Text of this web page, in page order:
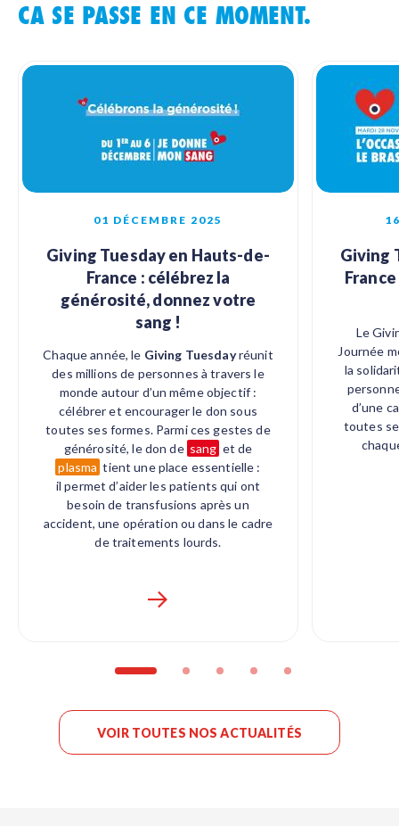
CA SE PASSE EN CE MOMENT.
01 DÉCEMBRE 2025
Giving Tuesday en Hauts-de-
France : célébrez la
générosité, donnez votre
sang !
Chaque année, le Giving Tuesdayréunit
des millions de personnes à travers le
monde autour d’un même objectif :
célébrer et encourager le don sous
toutes ses formes. Parmi ces gestes de
générosité,le don de sang et de
plasma tient une place essentielle :
il permet d’aider les patients qui ont
besoin de transfusions après un
accident, une opération ou dans le cadre
de traitements lourds.
Giving
Le
Journée
la
d’une
toutes
VOIR TOUTES NOS ACTUALITÉS